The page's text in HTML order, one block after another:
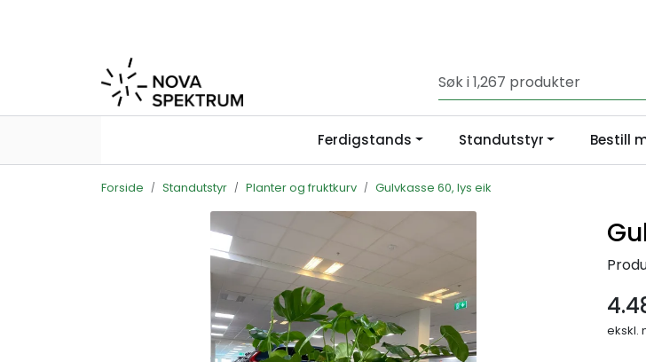
Ferdigstands Standutstyr Bestill
Forside Standutstyr Planter og fruktkurv Gulvkasse 60, lys eik
ekskl.